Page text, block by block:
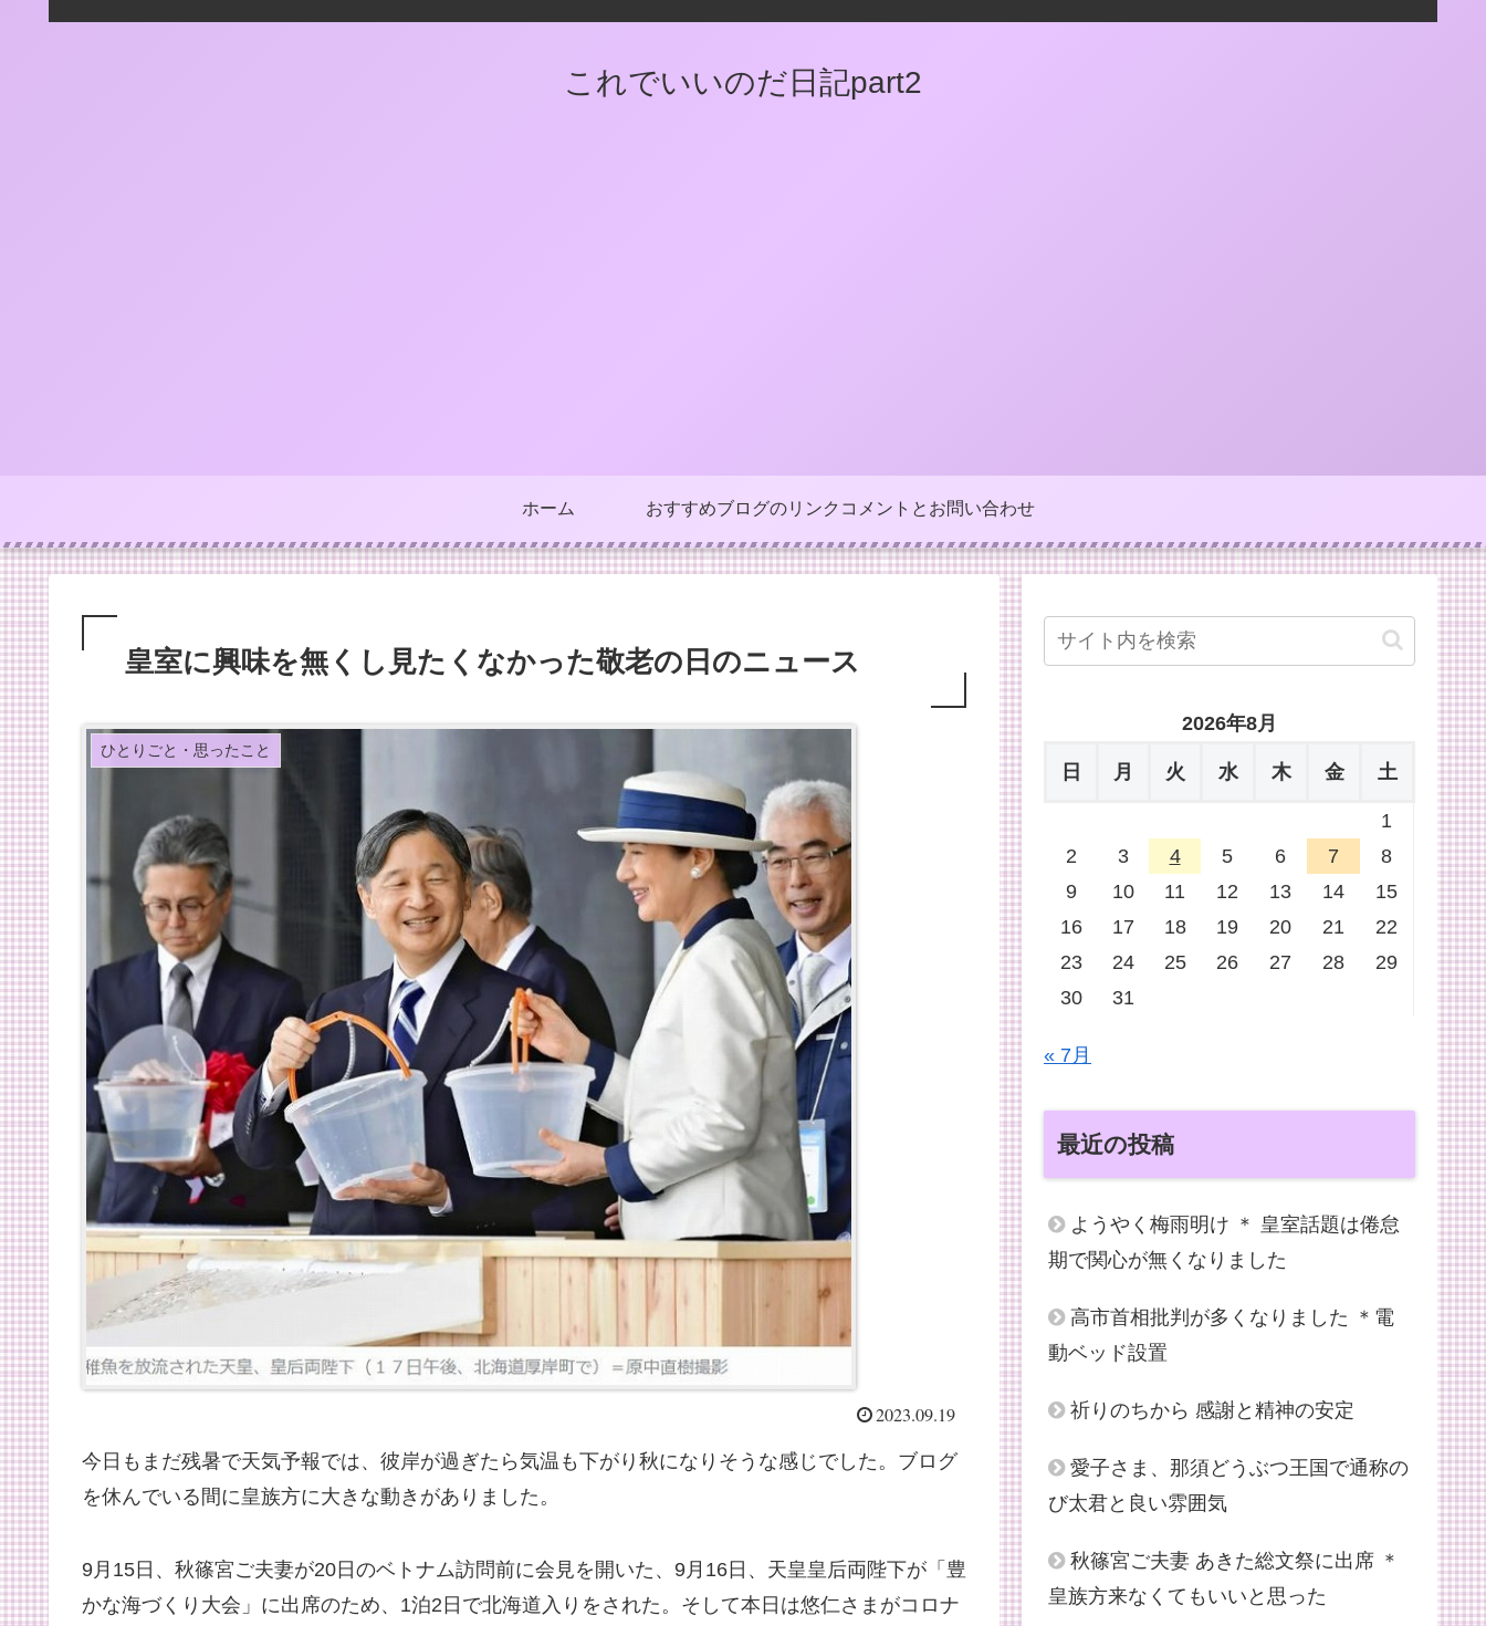
これでいいのだ日記part2
ホーム おすすめブログのリンク コメントとお問い合わせ
皇室に興味を無くし見たくなかった敬老の日のニュース
ひとりごと・思ったこと
2023.09.19
今日もまだ残暑で天気予報では、彼岸が過ぎたら気温も下がり秋になりそうな感じでした。ブログ
を休んでいる間に皇族方に大きな動きがありました。
9月15日、秋篠宮ご夫妻が20日のベトナム訪問前に会見を開いた、9月16日、天皇皇后両陛下が「豊
かな海づくり大会」に出席のため、1泊2日で北海道入りをされた。そして本日は悠仁さまがコロナ
2026年8月
日 月 火 水 木 金 土
1
2
3 4 5 6 7
8
9
10 11 12 13 14
15
16
17 18 19 20 21
22
23
24 25 26 27 28
29
30
31
« 7月
最近の投稿
ようやく梅雨明け ＊ 皇室話題は倦怠
期で関心が無くなりました
高市首相批判が多くなりました ＊電
動ベッド設置
祈りのちから 感謝と精神の安定
愛子さま、那須どうぶつ王国で通称の
び太君と良い雰囲気
秋篠宮ご夫妻 あきた総文祭に出席 ＊
皇族方来なくてもいいと思った